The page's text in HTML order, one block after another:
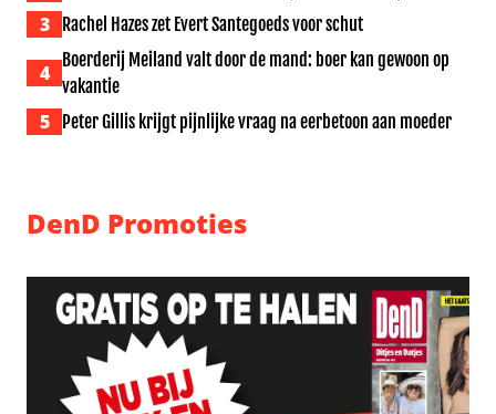
3 Rachel Hazes zet Evert Santegoeds voor schut
4
Boerderij Meiland valt door de mand: boer kan gewoon op
vakantie
5 Peter Gillis krijgt pijnlijke vraag na eerbetoon aan moeder
DenD Promoties